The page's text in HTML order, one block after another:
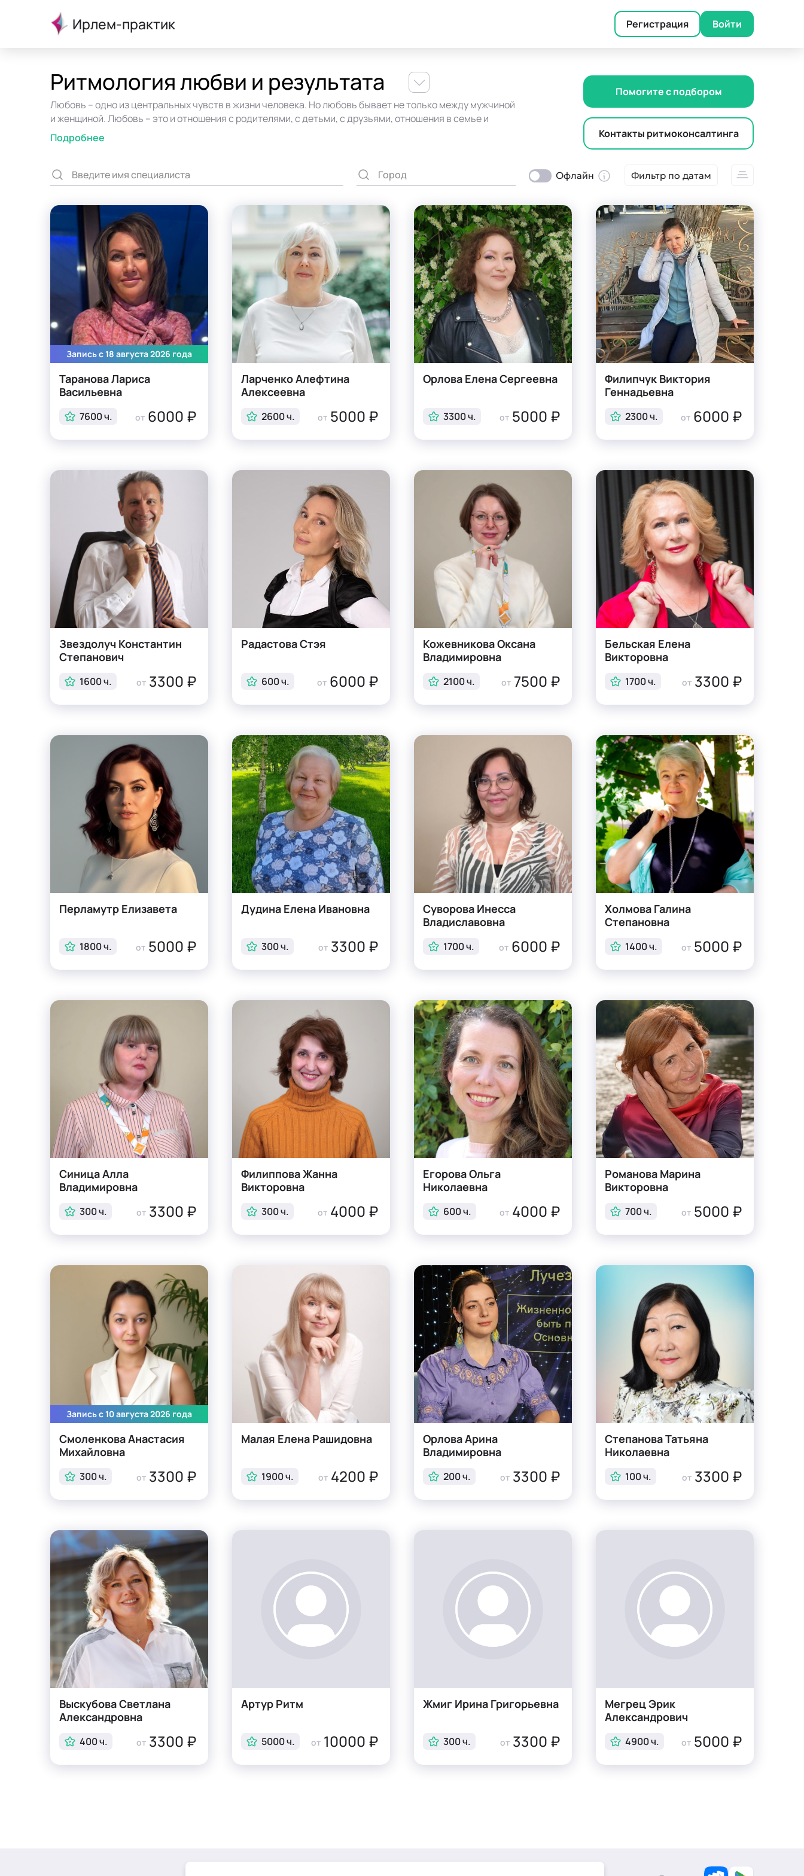
Ирлем-практик Регистрация Войти
Ритмология любви и результата
Любовь – одно из центральных чувств в жизни человека. Но любовь бывает не только между мужчиной
и женщиной. Любовь – это и отношения с родителями, с детьми, с друзьями, отношения в семье и
коллективе тоже строятся на любви и взаимопонимании. Когда с любовью у человека всё в порядке,
его жизнь наполняется уверенностью, радостью от проживания каждого дня, а его действия и проекты
Но если проблемы в данном направлении достаточно серьёзные, клиент может проработать
в жизни.
Подробнее
Помогите с подбором
Контакты ритмоконсалтинга
Офлайн Фильтр по датам
Запись с 18 августа 2026 года
Таранова Лариса
Васильевна
7600 ч. от 6000 ₽
Ларченко Алефтина
Алексеевна
2600 ч. от 5000 ₽
Орлова Елена Сергеевна
3300 ч. от 5000 ₽
Филипчук Виктория
Геннадьевна
2300 ч. от 6000 ₽
Звездолуч Константин
Степанович
1600 ч. от 3300 ₽
Радастова Стэя
600 ч. от 6000 ₽
Кожевникова Оксана
Владимировна
2100 ч. от 7500 ₽
Бельская Елена
Викторовна
1700 ч. от 3300 ₽
Перламутр Елизавета
1800 ч. от 5000 ₽
Дудина Елена Ивановна
300 ч. от 3300 ₽
Суворова Инесса
Владиславовна
1700 ч. от 6000 ₽
Холмова Галина
Степановна
1400 ч. от 5000 ₽
Синица Алла
Владимировна
300 ч. от 3300 ₽
Филиппова Жанна
Викторовна
300 ч. от 4000 ₽
Егорова Ольга
Николаевна
600 ч. от 4000 ₽
Романова Марина
Викторовна
700 ч. от 5000 ₽
Запись с 10 августа 2026 года
Смоленкова Анастасия
Михайловна
300 ч. от 3300 ₽
Малая Елена Рашидовна
1900 ч. от 4200 ₽
Орлова Арина
Владимировна
200 ч. от 3300 ₽
Степанова Татьяна
Николаевна
100 ч. от 3300 ₽
Выскубова Светлана
Александровна
400 ч. от 3300 ₽
Артур Ритм
5000 ч. от 10000 ₽
Жмиг Ирина Григорьевна
300 ч. от 3300 ₽
Мегрец Эрик
Александрович
4900 ч. от 5000 ₽